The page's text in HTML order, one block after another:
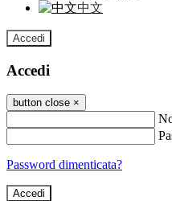
中文
Accedi
Accedi
button close ×
Password dimenticata?